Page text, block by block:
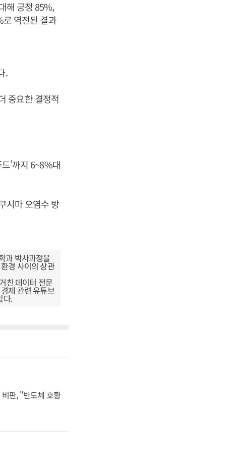
해 긍정 85%,
역전된 결과
.
중요한 결정적
’까지 6~8%대
시마 오염수 방
과 박사과정을
경 사이의 상관
친 데이터 전문
제 관련 유튜브
다.
판, "반도체 호황